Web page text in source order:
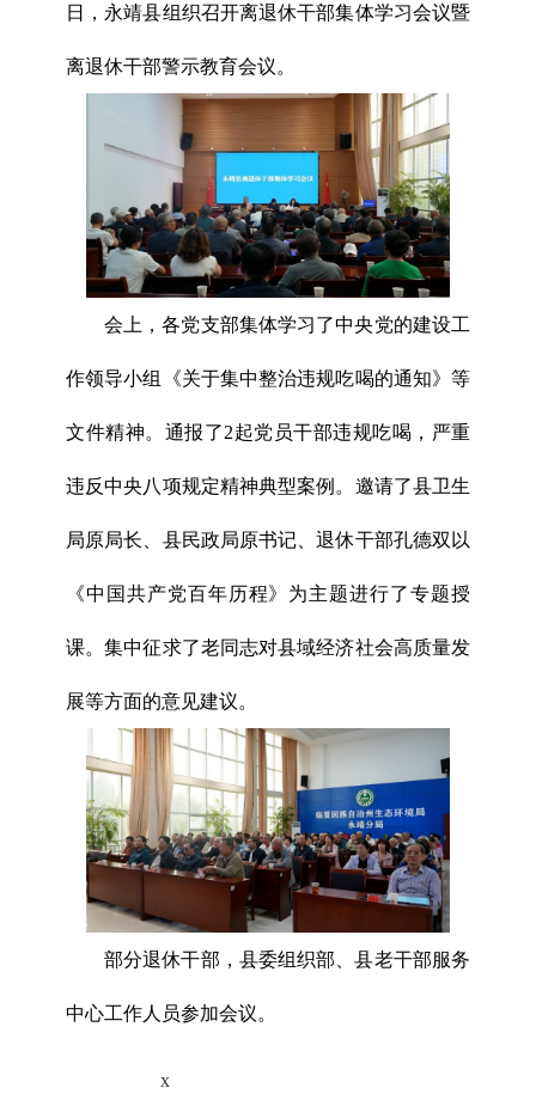
日，永靖县组织召开离退休干部集体学习会议暨
离退休干部警示教育会议。
会上，各党支部集体学习了中央党的建设工
作领导小组《关于集中整治违规吃喝的通知》等
文件精神。通报了2起党员干部违规吃喝，严重
违反中央八项规定精神典型案例。邀请了县卫生
局原局长、县民政局原书记、退休干部孔德双以
《中国共产党百年历程》为主题进行了专题授
课。集中征求了老同志对县域经济社会高质量发
展等方面的意见建议。
部分退休干部，县委组织部、县老干部服务
中心工作人员参加会议。
x